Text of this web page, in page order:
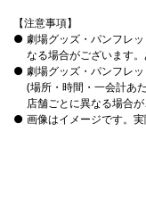
【注意事項】
劇場グッズ・パンフレ
なる場合がございます。
劇場グッズ・パンフレ
(場所・時間・一会計あ
店舗ごとに異なる場合が
画像はイメージです。